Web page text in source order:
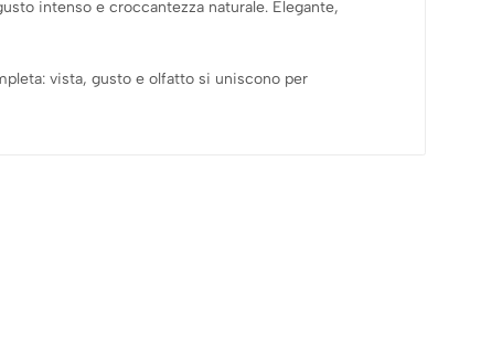
intenso e croccantezza naturale. Elegante,
vista, gusto e olfatto si uniscono per